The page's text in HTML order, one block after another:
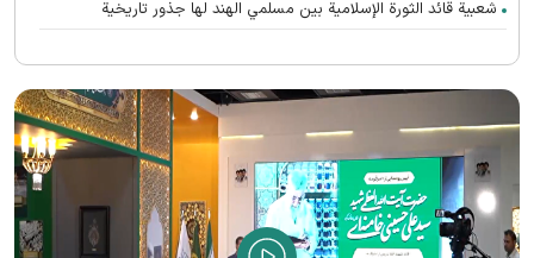
شعبية قائد الثورة الإسلامية بين مسلمي الهند لها جذور تاريخية
رواق الغدير يستضيف محبي القائد الشهيد الأفغانستانیین
اتحاد الدول الإسلامية هو سر إحياء الحضارة الإسلامية العظيمة
الشهيد الخامنئي حيّ في وجدان أتباع جميع الأديان والمعتقدات
الصلاة الأخيرة على جثمان قائد الثورة الاسلامیة الشهيد في الحرم الرضوي